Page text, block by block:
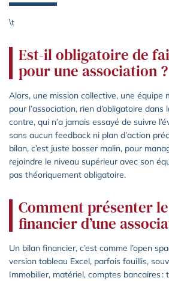
\t
Est-il obligatoire de
pour une association ?
Alors, une mission collective, une équipe
pour l’association, rien d’obligatoire dans
contre, qui n’a jamais essayé de suivre
sans aucun feedback ni plan d’action
bilan, c’est juste bosser malin⁠, pour
rejoindre le niveau supérieur avec son
pas théoriquement obligatoire.
Comment présenter
financier d’une
Un bilan financier, c’est comme l’open
version tableau Excel, parfois fouillis,
Immobilier, matériel, comptes bancaires :